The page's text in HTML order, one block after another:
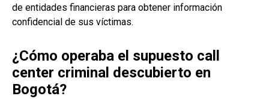
de entidades financieras para obtener información
confidencial de sus víctimas.
¿Cómo operaba el supuesto call
center criminal descubierto en
Bogotá?